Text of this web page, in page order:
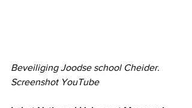
Beveiliging Joodse school Cheider.
Screenshot YouTube